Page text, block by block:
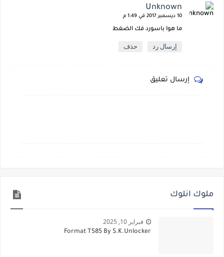
Unknown
10 ديسمبر 2017 في 1:49 م
ما هوا باسورد فك الضغط
إرسال رد حذف
إرسال تعليق
ملوك انلوك
فبراير 10, 2025
Format T585 By S.K.Unlocker